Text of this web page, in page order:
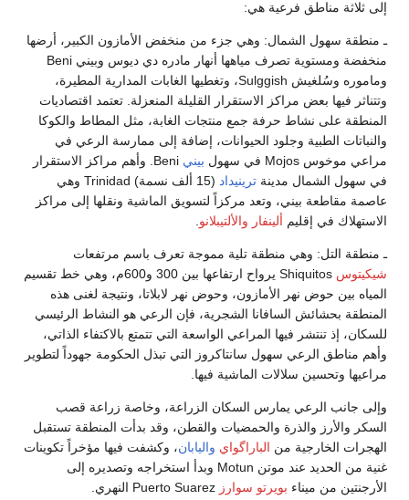
إلى ثلاثة مناطق فرعية هي:
ـ منطقة سهول الشمال: وهي جزء من منخفض الأمازون الكبير، أرضها
منخفضة ومستوية تصرف مياهها أنهار مادره دي ديوس وبيني Beni
وماموره وسُلغيش Sulggish، وتغطيها الغابات المدارية المطيرة،
وتتناثر فيها بعض مراكز الاستقرار القليلة المنعزلة. تعتمد اقتصاديات
المنطقة على نشاط حرفة جمع منتجات الغابة، مثل المطاط والكوكا
والنباتات الطبية وجلود الحيوانات، إضافة إلى ممارسة الرعي في
مراعي موخوس Mojos في سهول
بيني
Beni. وأهم مراكز الاستقرار
في سهول الشمال مدينةترينيداد
(15 ألف نسمة) Trinidad وهي
عاصمة مقاطعة بيني، وتعد مركزاً لتسويق الماشية ونقلها إلى مراكز
الاستهلاك في إقليمألينفار والألتيبلانو.
ـ منطقة التل: وهي منطقة تلية مموجة تعرف باسم مرتفعات
شيكيتوس
Shiquitos يرواح ارتفاعها بين 300 و600م، وهي خط تقسيم
المياه بين حوض نهر الأمازون، وحوض نهر لابلاتا، ونتيجة لغنى هذه
المنطقة بحشائش السافانا الشجرية، فإن الرعي هو النشاط الرئيسي
للسكان، إذ تنتشر فيها المراعي الواسعة التي تتمتع بالاكتفاء الذاتي،
وأهم مناطق الرعي سهول سانتاكروز التي تبذل الحكومة جهوداً لتطوير
مراعيها وتحسين سلالات الماشية فيها.
وإلى جانب الرعي يمارس السكان الزراعة، وخاصة زراعة قصب
السكر والأرز والذرة والحمضيات والقطن، وقد بدأت المنطقة تستقبل
الهجرات الخارجية منالباراگواي واليابان، وكشفت فيها مؤخراً تكوينات
غنية من الحديد عند موتن Motun وبدأ استخراجه وتصديره إلى
الأرجنتين من ميناءبويرتو سوارز Puerto Suarez النهري.